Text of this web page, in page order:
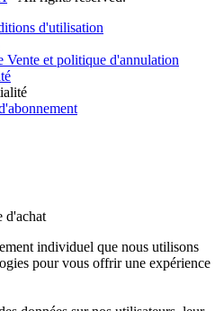
d'utilisation
Vente et politique d'annulation
d'achat
individuel que nous utilisons
pour vous offrir une expérience